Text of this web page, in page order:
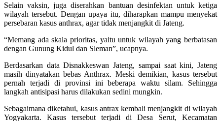
Selain vaksin, juga diserahkan bantuan desinfektan untuk ketiga
wilayah tersebut. Dengan upaya itu, diharapkan mampu menyekat
persebaran kasus anthrax, agar tidak menjangkit di Jateng.
“Memang ada skala prioritas, yaitu untuk wilayah yang berbatasan
dengan Gunung Kidul dan Sleman”, ucapnya.
Berdasarkan data Disnakkeswan Jateng, sampai saat kini, Jateng
masih dinyatakan bebas Anthrax. Meski demikian, kasus tersebut
pernah terjadi di provinsi ini beberapa waktu silam. Sehingga
langkah antisipasi harus dilakukan sedini mungkin.
Sebagaimana diketahui, kasus antrax kembali menjangkit di wilayah
Yogyakarta. Kasus tersebut terjadi di Desa Serut, Kecamatan